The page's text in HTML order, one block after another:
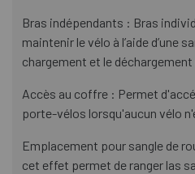
Bras indépendants : Bras
maintenir le vélo à l’aide d’une
chargement et le
Accès au coffre : Permet
porte-vélos lorsqu'aucun vélo
Emplacement pour sangle de
cet effet permet de ranger las